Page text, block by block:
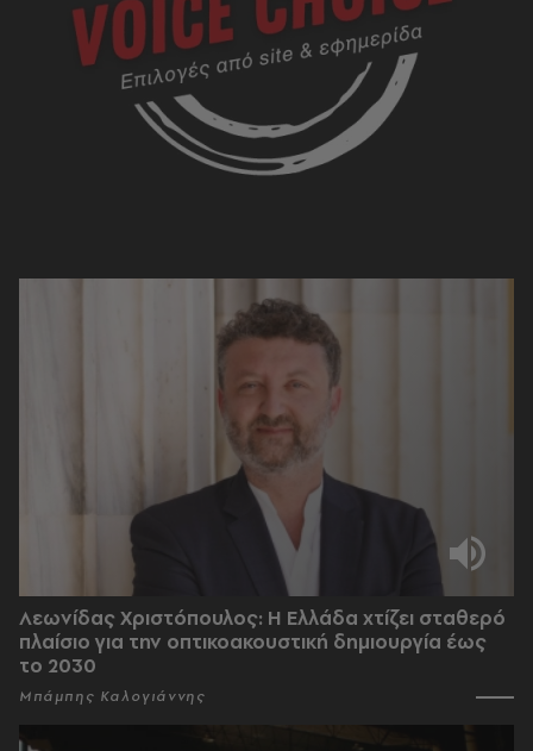
Λεωνίδας Χριστόπουλος: Η Ελλάδα χτίζει σταθερό
πλαίσιο για την οπτικοακουστική δημιουργία έως
το 2030
Μπάμπης Καλογιάννης